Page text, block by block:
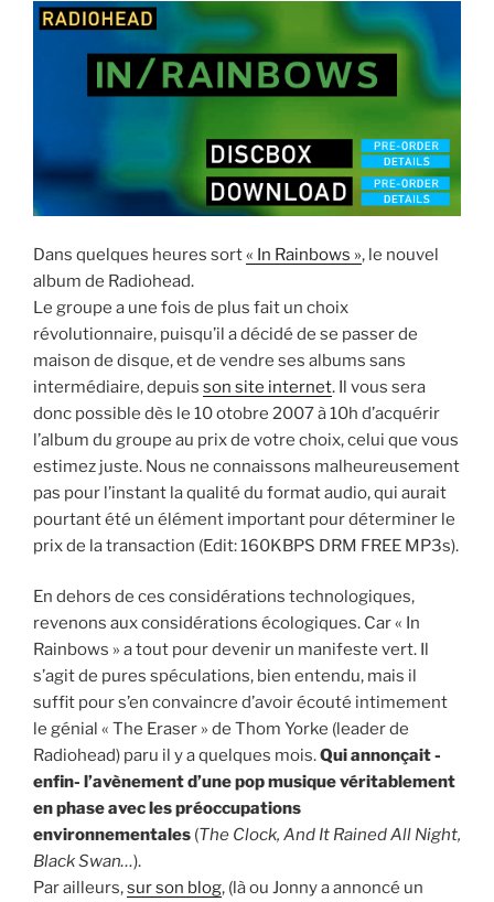
Dans quelques heures sort« In Rainbows », le nouvel
album de Radiohead.
Le groupe a une fois de plus fait un choix
révolutionnaire, puisqu’il a décidé de se passer de
maison de disque, et de vendre ses albums sans
intermédiaire, depuis son site internet. Il vous sera
donc possible dès le 10 otobre 2007 à 10h d’acquérir
l’album du groupe au prix de votre choix, celui que vous
estimez juste. Nous ne connaissons malheureusement
pas pour l’instant la qualité du format audio, qui aurait
pourtant été un élément important pour déterminer le
prix de la transaction (Edit: 160KBPS DRM FREE MP3s).
En dehors de ces considérations technologiques,
revenons aux considérations écologiques. Car « In
Rainbows » a tout pour devenir un manifeste vert. Il
s’agit de pures spéculations, bien entendu, mais il
suffit pour s’en convaincre d’avoir écouté intimement
le génial « The Eraser » de Thom Yorke (leader de
Radiohead) paru il y a quelques mois.Qui annonçait -
enfin- l’avènement d’une pop musique véritablement
en phase avec les préoccupations
environnementales (The Clock, And It Rained All Night,
Black Swan…).
Par ailleurs,sur son blog, (là ou Jonny a annoncé un